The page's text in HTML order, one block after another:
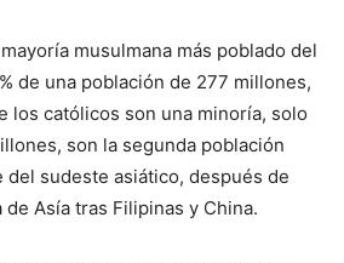
musulmana más poblado del
de una población de 277 millones,
los católicos son una minoría, solo
son la segunda población
del sudeste asiático, después de
Asía tras Filipinas y China.